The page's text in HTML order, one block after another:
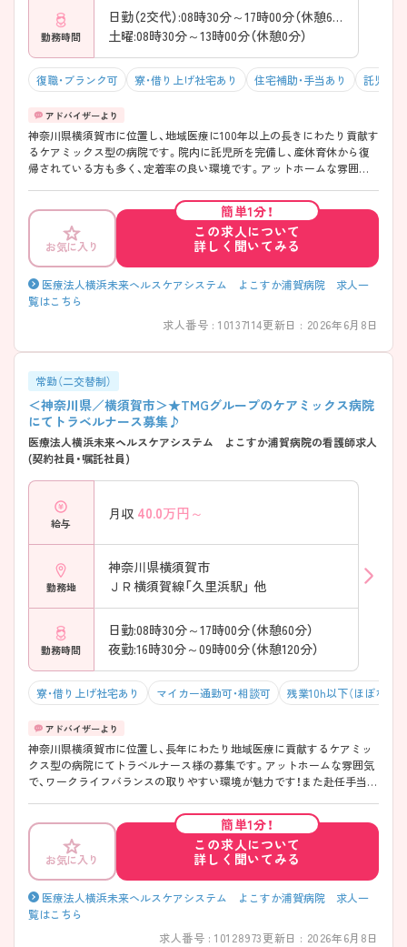
勤務時間
日勤（2交代）:08時30分～17時00分（休憩60分）
土曜:08時30分～13時00分（休憩0分）
復職・ブランク可 寮・借り上げ社宅あり 住宅補助・手当あり 託児所
神奈川県横須賀市に位置し、地域医療に100年以上の長きにわたり貢献す
るケアミックス型の病院です。院内に託児所を完備し、産休育休から復
帰されている方も多く、定着率の良い環境です。アットホームな雰囲気
も快くご指導頂けます。 ご興味ある方には、面接対策ポイントなど、さら
に詳細をお話しいたしますのでお気軽にご相談ください。
お気に入り
簡単1分！
この求人について
詳しく聞いてみる
医療法人横浜未来ヘルスケアシステム よこすか浦賀病院 求人一
覧はこちら
求人番号 : 10137114更新日 : 2026年6月8日
常勤（二交替制）
＜神奈川県／横須賀市＞★TMGグループのケアミックス病院
にてトラベルナース募集♪
医療法人横浜未来ヘルスケアシステム よこすか浦賀病院の看護師求人
(契約社員・嘱託社員)
給与
月収 40.0万円～
勤務地
神奈川県横須賀市
ＪＲ横須賀線「久里浜駅」 他
勤務時間
日勤:08時30分～17時00分（休憩60分）
夜勤:16時30分～09時00分（休憩120分）
寮・借り上げ社宅あり マイカー通勤可・相談可 残業10h以下（ほぼなし）
神奈川県横須賀市に位置し、長年にわたり地域医療に貢献するケアミッ
クス型の病院にてトラベルナース様の募集です。アットホームな雰囲気
で、ワークライフバランスの取りやすい環境が魅力です！また赴任手当の
海と歴史を感じられる閑静な住宅街となっているとともに、病院の眼前
には海が広がっております◎ ご興味ある方には、面接対策ポイントな
ど、さらに詳細をお話しいたしますのでお気軽にご相談ください。
お気に入り
簡単1分！
この求人について
詳しく聞いてみる
医療法人横浜未来ヘルスケアシステム よこすか浦賀病院 求人一
覧はこちら
求人番号 : 10128973更新日 : 2026年6月8日